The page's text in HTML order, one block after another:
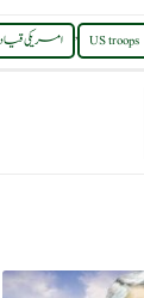
US troops
, امریکی